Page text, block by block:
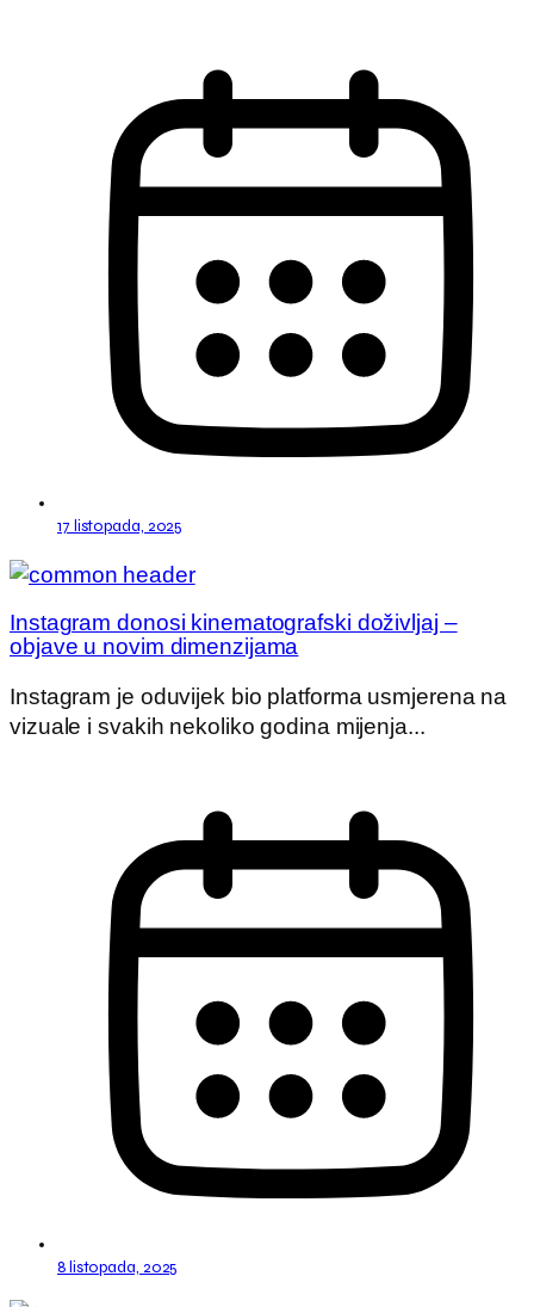
17 listopada, 2025
Instagram donosi kinematografski doživljaj –
objave u novim dimenzijama
Instagram je oduvijek bio platforma usmjerena na
vizuale i svakih nekoliko godina mijenja...
8 listopada, 2025